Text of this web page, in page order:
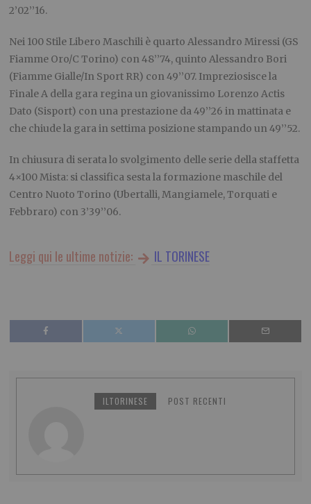
2’02’’16.
Nei 100 Stile Libero Maschili è quarto Alessandro Miressi (GS
Fiamme Oro/C Torino) con 48’’74, quinto Alessandro Bori
(Fiamme Gialle/In Sport RR) con 49’’07. Impreziosisce la
Finale A della gara regina un giovanissimo Lorenzo Actis
Dato (Sisport) con una prestazione da 49’’26 in mattinata e
che chiude la gara in settima posizione stampando un 49’’52.
In chiusura di serata lo svolgimento delle serie della staffetta
4×100 Mista: si classifica sesta la formazione maschile del
Centro Nuoto Torino (Ubertalli, Mangiamele, Torquati e
Febbraro) con 3’39’’06.
Leggi qui le ultime notizie: IL TORINESE
ILTORINESE POST RECENTI